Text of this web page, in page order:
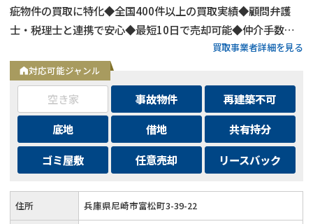
疵物件の買取に特化◆全国400件以上の買取実績◆顧問弁護
士・税理士と連携で安心◆最短10日で売却可能◆仲介手数
料・諸費用も会社負担◆不要物撤去費用も無料◆リースバック
にも対応◆現地調査・査定は無料
買取事業者詳細を見る
対応可能ジャンル
空き家 事故物件
再建築不可
底地
借地
共有持分
ゴミ屋敷
任意売却 リースバック
住所 兵庫県尼崎市富松町3-39-22